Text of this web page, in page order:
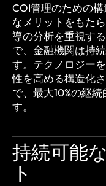
COI管理のための
なメリットをもた
導の分析を重視す
で、金融機関は持
す。テクノロジー
性を高める構造化
で、最大10%の継
す。
持続可能
ト